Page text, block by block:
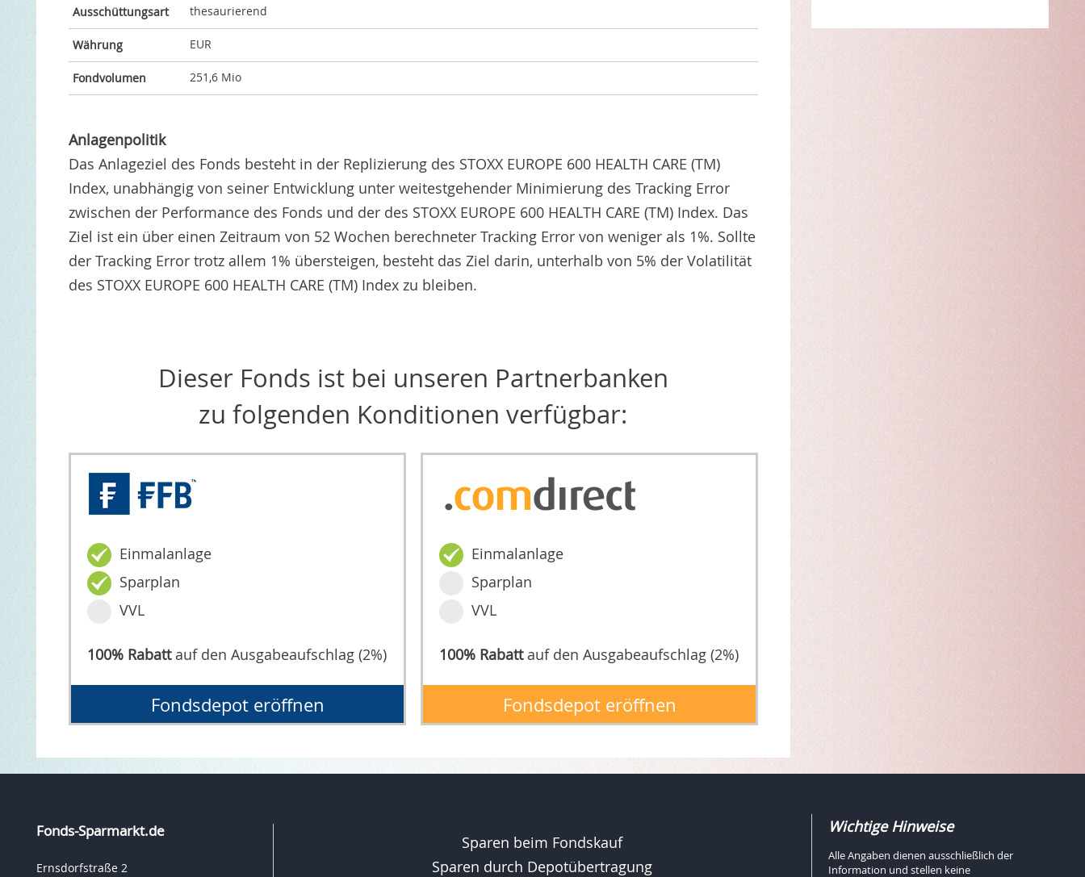
Ausschüttungsart thesaurierend
Währung EUR
Fondvolumen 251,6 Mio
Anlagenpolitik
Das Anlageziel des Fonds besteht in der Replizierung des STOXX EUROPE 600 HEALTH CARE (TM)
Index, unabhängig von seiner Entwicklung unter weitestgehender Minimierung des Tracking Error
zwischen der Performance des Fonds und der des STOXX EUROPE 600 HEALTH CARE (TM) Index. Das
Ziel ist ein über einen Zeitraum von 52 Wochen berechneter Tracking Error von weniger als 1%. Sollte
der Tracking Error trotz allem 1% übersteigen, besteht das Ziel darin, unterhalb von 5% der Volatilität
des STOXX EUROPE 600 HEALTH CARE (TM) Index zu bleiben.
Dieser Fonds ist bei unseren Partnerbanken
zu folgenden Konditionen verfügbar:
Einmalanlage
Sparplan
VVL
100% Rabattauf den Ausgabeaufschlag (2%)
Fondsdepot eröffnen
Einmalanlage
Sparplan
VVL
100% Rabattauf den Ausgabeaufschlag (2%)
Fondsdepot eröffnen
Fonds-Sparmarkt.de
Ernsdorfstraße 2
Sparen beim Fondskauf
Sparen durch Depotübertragung
Wichtige Hinweise
Alle Angaben dienen ausschließlich der
Information und stellen keine